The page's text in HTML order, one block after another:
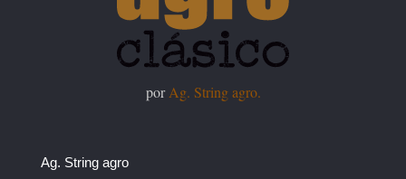
porAg. String agro.
Ag. String agro